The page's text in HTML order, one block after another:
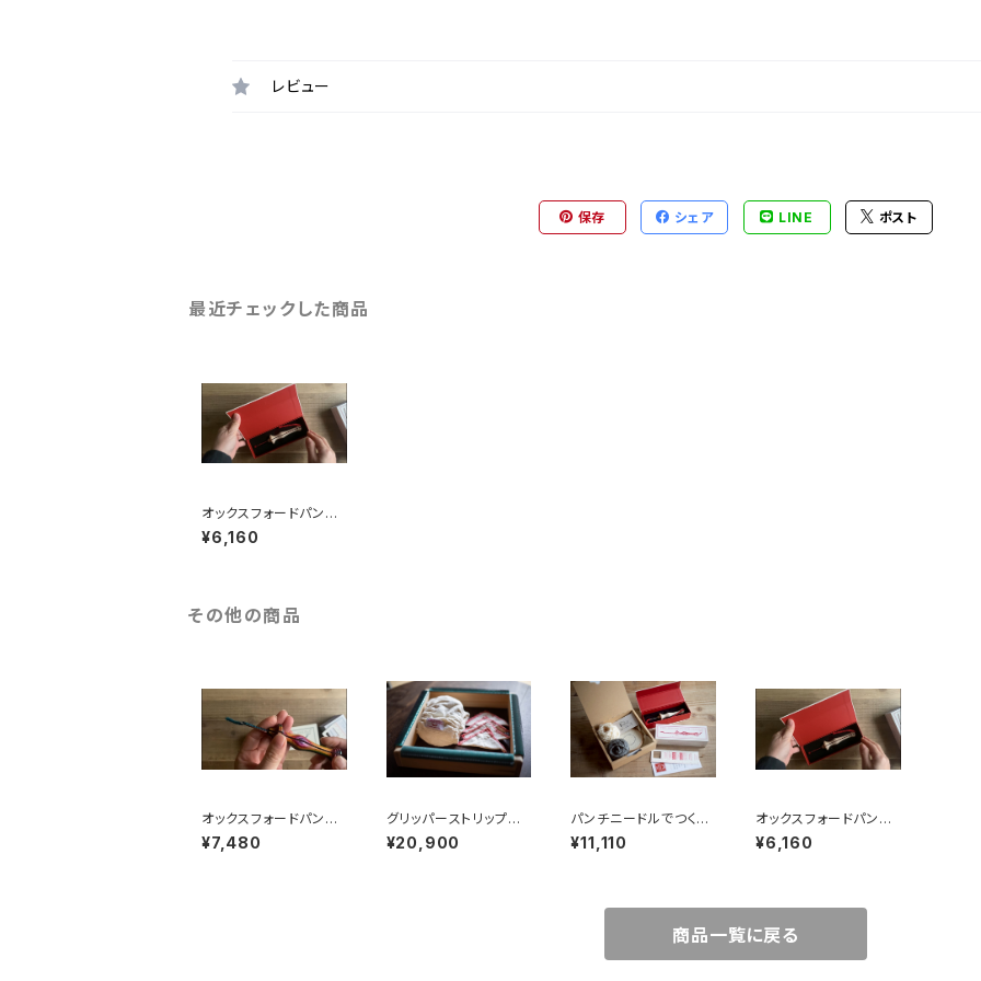
レビュー
保存 シェア LINE ポスト
最近チェックした商品
オックスフォードパンチ
ニードル （ナチュラルウ
ッド）
¥6,160
その他の商品
オックスフォードパンチ
ニードル（シンフォニー
ウッド）
¥7,480
グリッパーストリップ木
製フレーム＆フレームカ
バー
¥20,900
パンチニードルでつくる
ラグブローチキット
¥11,110
オックスフォードパンチ
ニードル （ナチュラルウ
ッド）
¥6,160
商品一覧に戻る